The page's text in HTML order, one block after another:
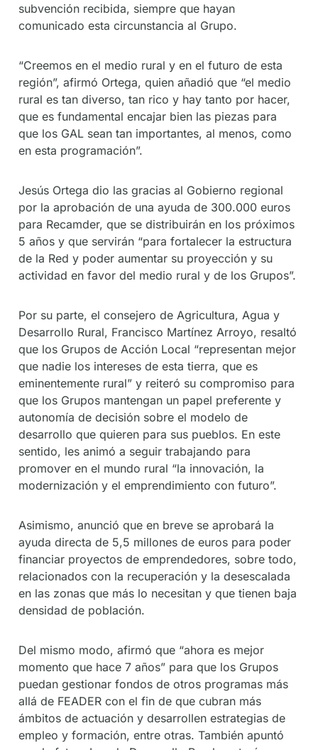
subvención recibida, siempre que hayan
comunicado esta circunstancia al Grupo.
“Creemos en el medio rural y en el futuro de esta
región”, afirmó Ortega, quien añadió que “el medio
rural es tan diverso, tan rico y hay tanto por hacer,
que es fundamental encajar bien las piezas para
que los GAL sean tan importantes, al menos, como
en esta programación”.
Jesús Ortega dio las gracias al Gobierno regional
por la aprobación de una ayuda de 300.000 euros
para Recamder, que se distribuirán en los próximos
5 años y que servirán “para fortalecer la estructura
de la Red y poder aumentar su proyección y su
actividad en favor del medio rural y de los Grupos”.
Por su parte, el consejero de Agricultura, Agua y
Desarrollo Rural, Francisco Martínez Arroyo, resaltó
que los Grupos de Acción Local “representan mejor
que nadie los intereses de esta tierra, que es
eminentemente rural” y reiteró su compromiso para
que los Grupos mantengan un papel preferente y
autonomía de decisión sobre el modelo de
desarrollo que quieren para sus pueblos. En este
sentido, les animó a seguir trabajando para
promover en el mundo rural “la innovación, la
modernización y el emprendimiento con futuro”.
Asimismo, anunció que en breve se aprobará la
ayuda directa de 5,5 millones de euros para poder
financiar proyectos de emprendedores, sobre todo,
relacionados con la recuperación y la desescalada
en las zonas que más lo necesitan y que tienen baja
densidad de población.
Del mismo modo, afirmó que “ahora es mejor
momento que hace 7 años” para que los Grupos
puedan gestionar fondos de otros programas más
allá de FEADER con el fin de que cubran más
ámbitos de actuación y desarrollen estrategias de
empleo y formación, entre otras. También apuntó